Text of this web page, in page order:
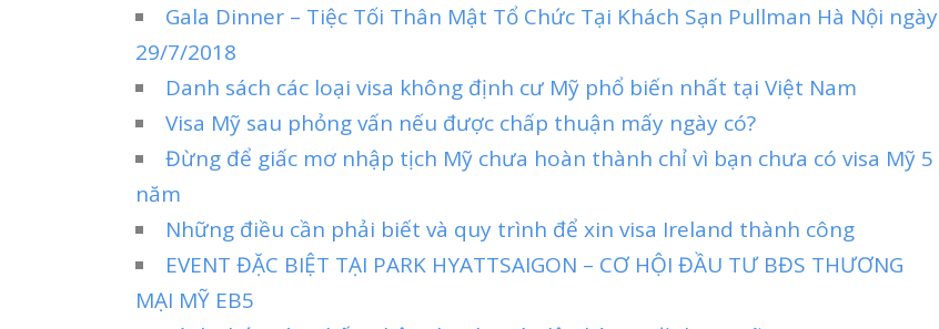
Gala Dinner – Tiệc Tối Thân Mật Tổ Chức Tại Khách Sạn Pullman Hà Nội ngày
29/7/2018
Danh sách các loại visa không định cư Mỹ phổ biến nhất tại Việt Nam
Visa Mỹ sau phỏng vấn nếu được chấp thuận mấy ngày có?
Đừng để giấc mơ nhập tịch Mỹ chưa hoàn thành chỉ vì bạn chưa có visa Mỹ 5
năm
Những điều cần phải biết và quy trình để xin visa Ireland thành công
EVENT ĐẶC BIỆT TẠI PARK HYATTSAIGON – CƠ HỘI ĐẦU TƯ BĐS THƯƠNG
MẠI MỸ EB5